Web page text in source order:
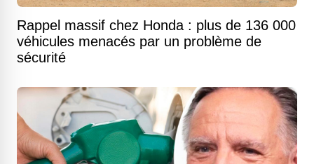
Rappel massif chez Honda : plus de 136 000
véhicules menacés par un problème de
sécurité